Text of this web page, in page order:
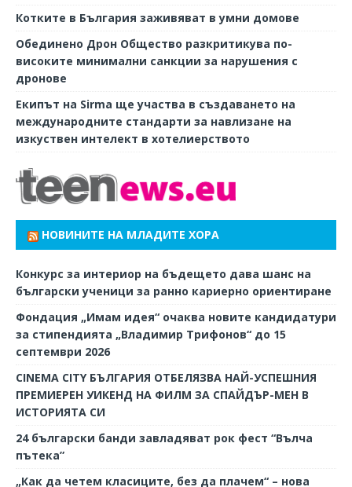
Котките в България заживяват в умни домове
Обединено Дрон Общество разкритикува по-
високите минимални санкции за нарушения с
дронове
Екипът на Sirma ще участва в създаването на
международните стандарти за навлизане на
изкуствен интелект в хотелиерството
НОВИНИТЕ НА МЛАДИТЕ ХОРА
Конкурс за интериор на бъдещето дава шанс на
български ученици за ранно кариерно ориентиране
Фондация „Имам идея“ очаква новите кандидатури
за стипендията „Владимир Трифонов“ до 15
септември 2026
CINEMA CITY БЪЛГАРИЯ ОТБЕЛЯЗВА НАЙ-УСПЕШНИЯ
ПРЕМИЕРЕН УИКЕНД НА ФИЛМ ЗА СПАЙДЪР-МЕН В
ИСТОРИЯТА СИ
24 български банди завладяват рок фест “Вълча
пътека”
„Как да четем класиците, без да плачем“ – нова